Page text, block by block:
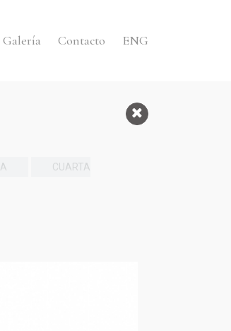
Galería Contacto ENG
CUARTA